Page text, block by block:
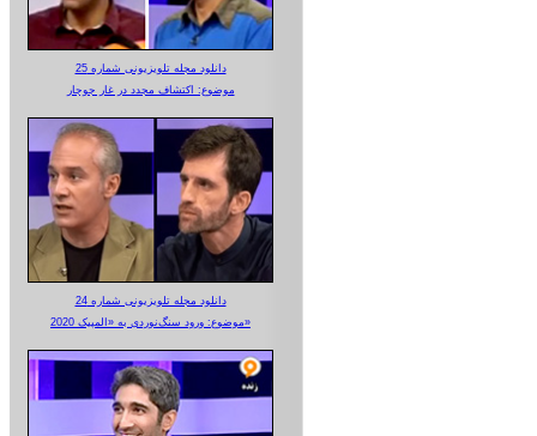
دانلود مجله تلویزیونی شماره 25
موضوع: اکتشاف مجدد در غار جوجار
دانلود مجله تلویزیونی شماره 24
موضوع: ورود سنگ‌نوردی به «المپیک 2020»